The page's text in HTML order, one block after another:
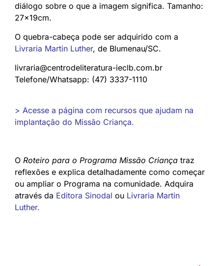
diálogo sobre o que a imagem significa. Tamanho:
27x19cm.
O quebra-cabeça pode ser adquirido com a
Livraria Martin Luther, de Blumenau/SC.
livraria@centrodeliteratura-ieclb.com.br
Telefone/Whatsapp: (47) 3337-1110
> Acesse a página com recursos que ajudam na
implantação do Missão Criança.
O Roteiro para o Programa Missão Criança traz
reflexões e explica detalhadamente como começar
ou ampliar o Programa na comunidade. Adquira
através da Editora Sinodal ou Livraria Martin
Luther.